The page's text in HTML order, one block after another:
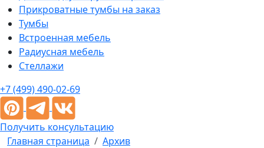
Прикроватные тумбы на заказ
Тумбы
Встроенная мебель
Радиусная мебель
Стеллажи
+7 (499) 490-02-69
Получить консультацию
Главная страница
Архив